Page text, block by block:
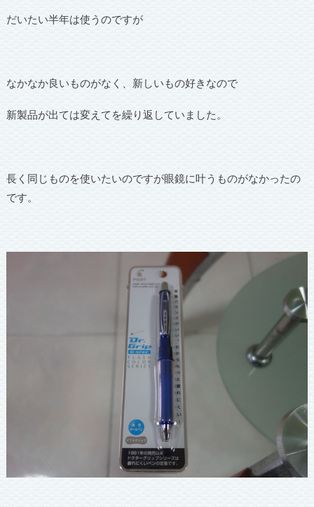
だいたい半年は使うのですが
なかなか良いものがなく、新しいもの好きなので
新製品が出ては変えてを繰り返していました。
長く同じものを使いたいのですが眼鏡に叶うものがなかったの
です。